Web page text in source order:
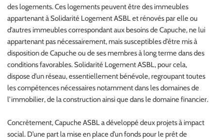
des logements. Ces logements peuvent être des immeubles
appartenant à Solidarité Logement ASBL et rénovés par elle ou
d’autres immeubles correspondant aux besoins de Capuche, ne lui
appartenant pas nécessairement, mais susceptibles d’être mis à
disposition de Capuche ou de ses membres à long terme dans des
conditions favorables. Solidarité Logement ASBL, pour cela,
dispose d’un réseau, essentiellement bénévole, regroupant toutes
les compétences nécessaires notamment dans les domaines de
l’immobilier, de la construction ainsi que dans le domaine financier.
Concrètement, Capuche ASBL a développé deux projets à impact
social. D’une part la mise en place d’un fonds pour le prêt de